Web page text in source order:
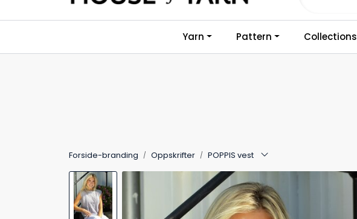
Skip to main content
Yarn Pattern Collections
Forside-branding Oppskrifter POPPIS vest